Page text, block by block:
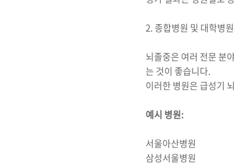
2. 종합병원 및 대학병
뇌졸중은 여러 전문 분
는 것이 좋습니다.
이러한 병원은 급성기
예시 병원:
서울아산병원
삼성서울병원